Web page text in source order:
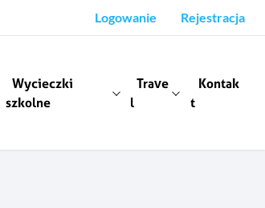
Logowanie Rejestracja
Wycieczki
szkolne
Trave
l
Kontak
t